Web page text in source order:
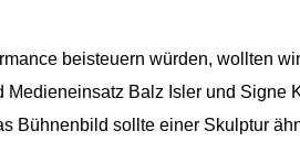
beisteuern würden, wollten
Balz Isler und Signe
Bühnenbild sollte einer Skulptur